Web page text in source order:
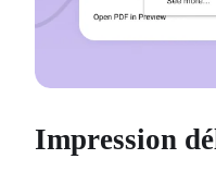
Impression